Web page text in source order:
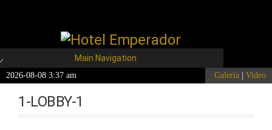
Main Navigation
2026-08-08 3:37 am Galería | Video
1-LOBBY-1